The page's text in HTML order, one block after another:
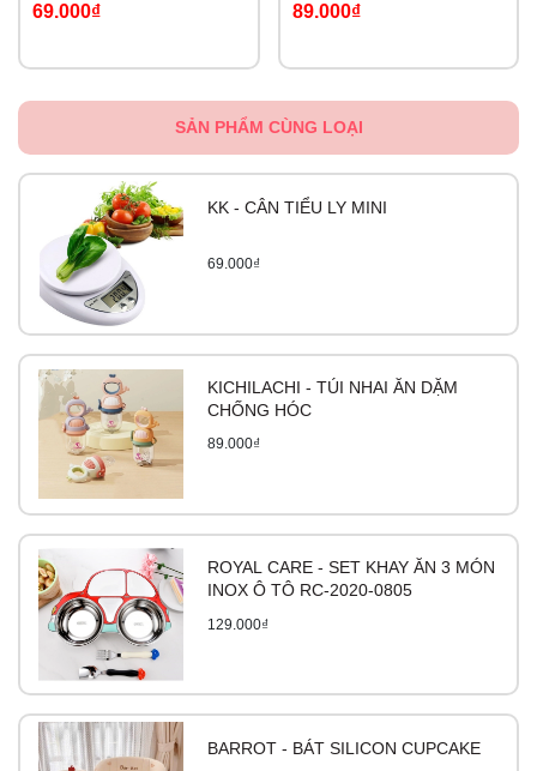
69.000₫ 89.000₫
SẢN PHẨM CÙNG LOẠI
KK - CÂN TIỂU LY MINI
69.000₫
KICHILACHI - TÚI NHAI ĂN DẶM
CHỐNG HÓC
89.000₫
ROYAL CARE - SET KHAY ĂN 3 MÓN
INOX Ô TÔ RC-2020-0805
129.000₫
BARROT - BÁT SILICON CUPCAKE